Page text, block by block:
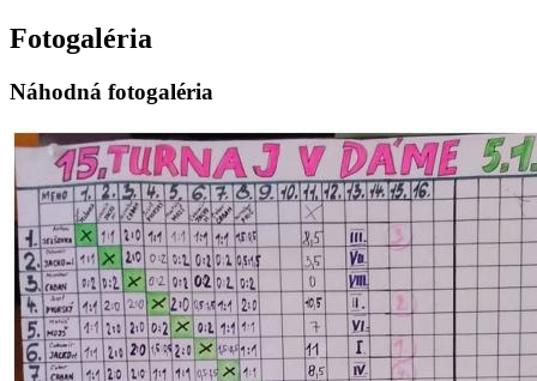
Fotogaléria
Náhodná fotogaléria